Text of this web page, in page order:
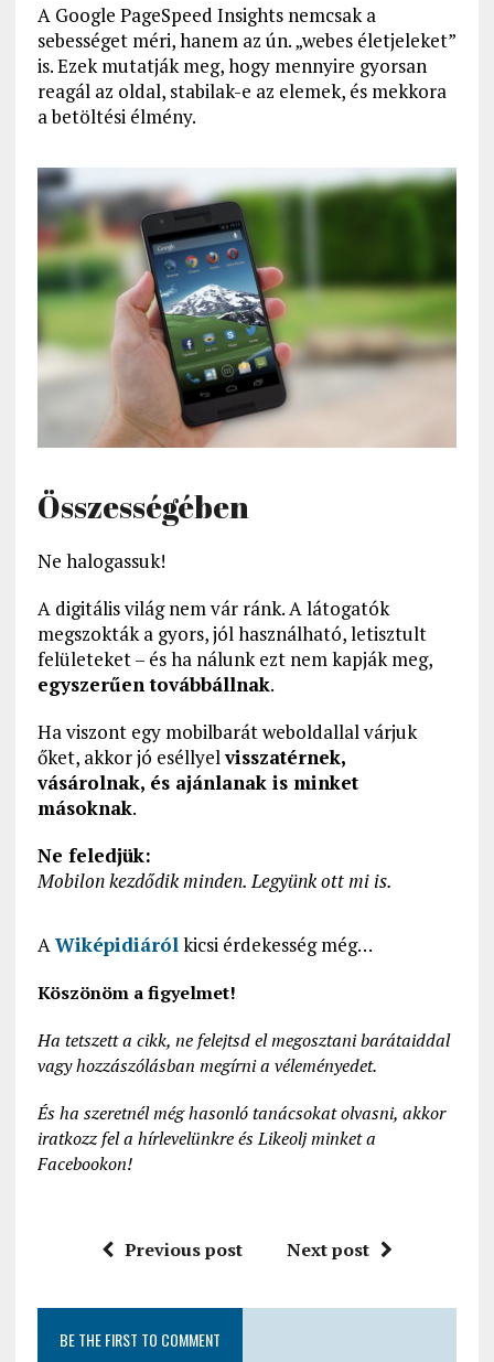
A Google PageSpeed Insights nemcsak a
sebességet méri, hanem az ún. „webes életjeleket”
is. Ezek mutatják meg, hogy mennyire gyorsan
reagál az oldal, stabilak-e az elemek, és mekkora
a betöltési élmény.
Összességében
Ne halogassuk!
A digitális világ nem vár ránk. A látogatók
megszokták a gyors, jól használható, letisztult
felületeket – és ha nálunk ezt nem kapják meg,
egyszerűen továbbállnak.
Ha viszont egy mobilbarát weboldallal várjuk
őket, akkor jó eséllyelvisszatérnek,
vásárolnak, és ajánlanak is minket
másoknak.
Ne feledjük:
Mobilon kezdődik minden. Legyünk ott mi is.
AWiképidiárólkicsi érdekesség még…
Köszönöm a figyelmet!
Ha tetszett a cikk, ne felejtsd el megosztani barátaiddal
vagy hozzászólásban megírni a véleményedet.
És ha szeretnél még hasonló tanácsokat olvasni, akkor
iratkozz fel a hírlevelünkre és Likeolj minket a
Facebookon!
Previous post Next post
BE THE FIRST TO COMMENT